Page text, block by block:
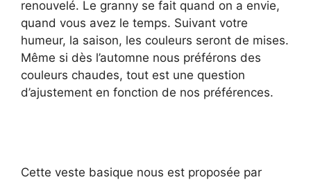
renouvelé. Le granny se fait quand on a envie,
quand vous avez le temps. Suivant votre
humeur, la saison, les couleurs seront de mises.
Même si dès l’automne nous préférons des
couleurs chaudes, tout est une question
d’ajustement en fonction de nos préférences.
Cette veste basique nous est proposée par